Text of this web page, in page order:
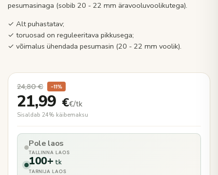
pesumasinaga (sobib 20 - 22 mm äravooluvoolikutega).
✓ Alt puhastatav;
✓ toruosad on reguleeritava pikkusega;
✓ võimalus ühendada pesumasin (20 - 22 mm voolik).
24,80€ −11%
21,99 €€/tk
Sisaldab 24% käibemaksu
Pole laos
TALLINNA LAOS
100+ tk
TARNIJA LAOS